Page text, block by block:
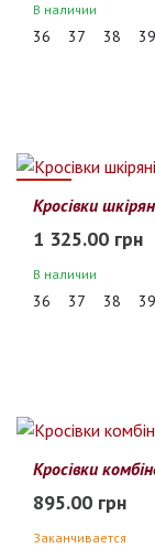
В наличии
36 37 38 39
30%
Кросівки
1 325.00 грн
В наличии
36 37 38 39
Кросівки
895.00 грн
Заканчивается